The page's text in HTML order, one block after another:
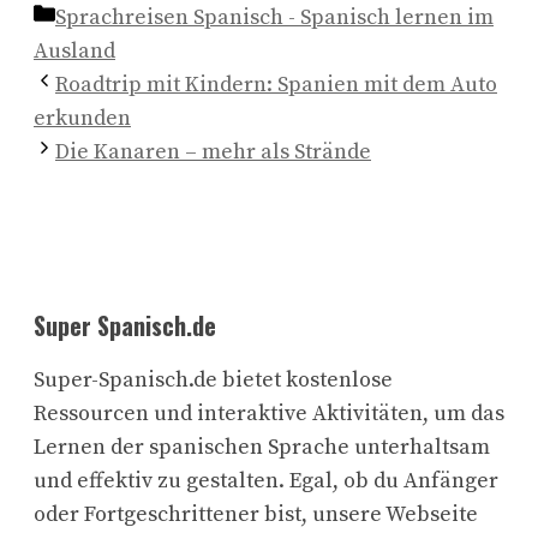
Kategorien
Sprachreisen Spanisch - Spanisch lernen im
Ausland
Roadtrip mit Kindern: Spanien mit dem Auto
erkunden
Die Kanaren – mehr als Strände
Super Spanisch.de
Super-Spanisch.de bietet kostenlose
Ressourcen und interaktive Aktivitäten, um das
Lernen der spanischen Sprache unterhaltsam
und effektiv zu gestalten. Egal, ob du Anfänger
oder Fortgeschrittener bist, unsere Webseite